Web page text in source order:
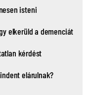
isteni
elkerüld a demenciát
kérdést
elárulnak?